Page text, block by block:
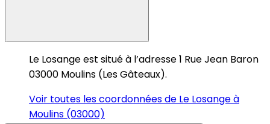
Le Losange est situé à l’adresse 1 Rue Jean Baron
03000 Moulins (Les Gâteaux).
Voir toutes les coordonnées de Le Losange à
Moulins (03000)